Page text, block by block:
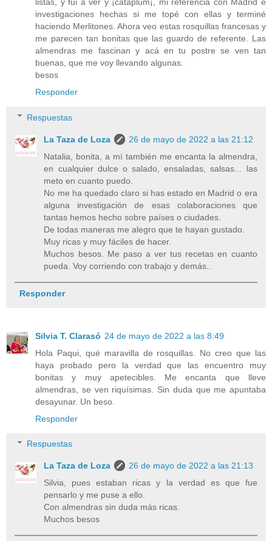
investigaciones hechas si me topé con ellas y terminé
haciendo Merlitones. Ahora veo estas rosquillas francesas y
me parecen tan bonitas que las guardo de referente. Las
almendras me fascinan y acá en tu postre se ven tan
buenas, que me voy llevando algunas.
besos
Responder
Respuestas
La Taza de Loza
26 de mayo de 2022 a las 21:12
Natalia, bonita, a mí también me encanta la almendra,
en cualquier dulce o salado, ensaladas, salsas... las
meto en cuanto puedo.
No me ha quedado claro si has estado en Madrid o era
alguna investigación de esas colaboraciones que
tantas hemos hecho sobre países o ciudades.
De todas maneras me alegro que te hayan gustado.
Muy ricas y muy fáciles de hacer.
Muchos besos. Me paso a ver tus recetas en cuanto
pueda. Voy corriendo con trabajo y demás..
Responder
Silvia T. Clarasó 24 de mayo de 2022 a las 8:49
Hola Paqui, qué maravilla de rosquillas. No creo que las
haya probado pero la verdad que las encuentro muy
bonitas y muy apetecibles. Me encanta que lleve
almendras, se ven riquísimas. Sin duda que me apuntaba
desayunar. Un beso.
Responder
Respuestas
La Taza de Loza
26 de mayo de 2022 a las 21:13
Silvia, pues estaban ricas y la verdad es que fue
pensarlo y me puse a ello.
Con almendras sin duda más ricas.
Muchos besos